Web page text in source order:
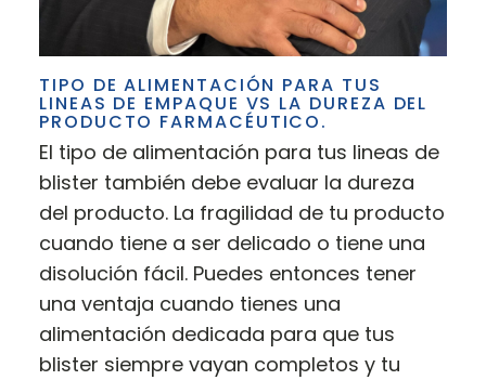
TIPO DE ALIMENTACIÓN PARA TUS
LINEAS DE EMPAQUE VS LA DUREZA DEL
PRODUCTO FARMACÉUTICO.
El tipo de alimentación para tus lineas de
blister también debe evaluar la dureza
del producto. La fragilidad de tu producto
cuando tiene a ser delicado o tiene una
disolución fácil. Puedes entonces tener
una ventaja cuando tienes una
alimentación dedicada para que tus
blister siempre vayan completos y tu